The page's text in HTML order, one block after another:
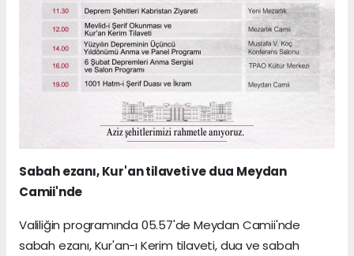
Sabah ezanı, Kur'an tilaveti ve dua Meydan
Camii'nde
Valiliğin programında 05.57'de Meydan Camii'nde
sabah ezanı, Kur'an-ı Kerim tilaveti, dua ve sabah